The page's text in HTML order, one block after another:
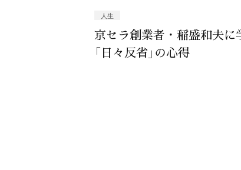
人生
京セラ創業者・稲盛和夫に
「日々反省」の心得